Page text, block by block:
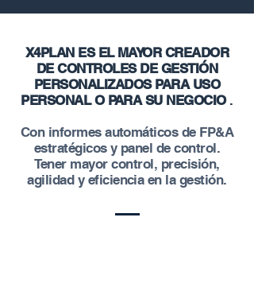
X4PLAN ES EL MAYOR CREADOR
DE CONTROLES DE GESTIÓN
PERSONALIZADOS PARA USO
PERSONAL O PARA SU NEGOCIO.
Con informes automáticos de FP&A
estratégicos y panel de control.
Tener mayor control, precisión,
agilidad y eficiencia en la gestión.